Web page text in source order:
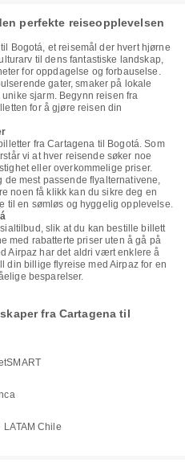
perfekte reiseopplevelsen
Bogotá, et reisemål der hvert hjørne
til dens fantastiske landskap,
for oppdagelse og forbauselse.
gater, smaker på lokale
sjarm. Begynn reisen fra
for å gjøre reisen din
fra Cartagena til Bogotá. Som
vi at hver reisende søker noe
eller overkommelige priser.
de mest passende flyalternativene,
noen få klikk kan du sikre deg en
til en sømløs og hyggelig opplevelse.
slik at du kan bestille billett
med rabatterte priser uten å gå på
Airpaz har det aldri vært enklere å
din billige flyreise med Airpaz for en
besparelser.
fra Cartagena til
LATAM Chile